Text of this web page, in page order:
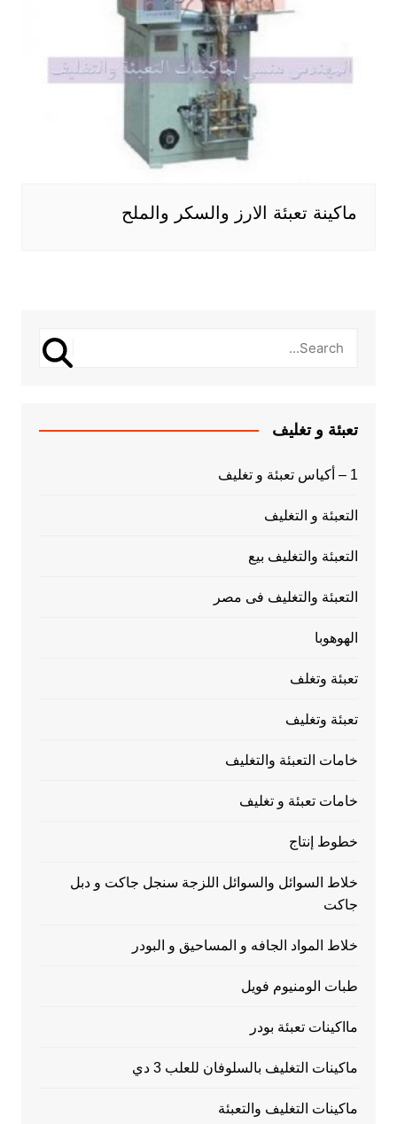
ماكينة تعبئة الارز والسكر والملح
تعبئة و تغليف
1 – أكياس تعبئة و تغليف
التعبئة و التغليف
التعبئة والتغليف بيع
التعبئة والتغليف فى مصر
الهوهوبا
تعبئة وتغلف
تعبئة وتغليف
خامات التعبئة والتغليف
خامات تعبئة و تغليف
خطوط إنتاج
خلاط السوائل والسوائل اللزجة سنجل جاكت و دبل
جاكت
خلاط المواد الجافه و المساحيق و البودر
طبات الومنيوم فويل
مااكينات تعبئة بودر
ماكينات التغليف بالسلوفان للعلب 3 دي
ماكينات التغليف والتعبئة